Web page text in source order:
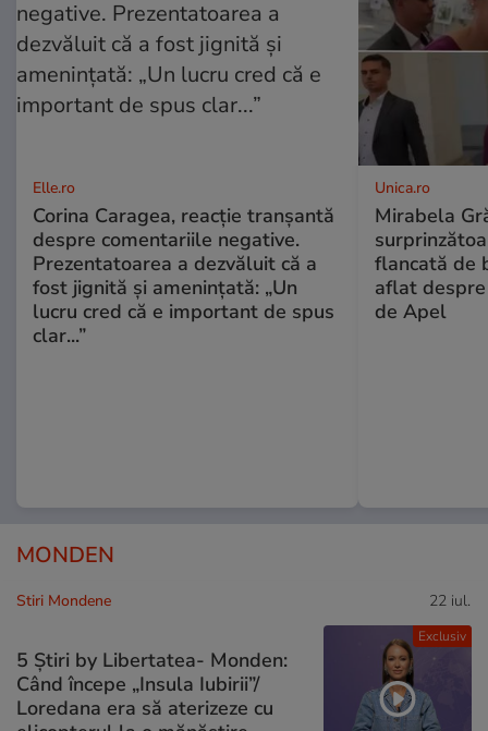
Elle.ro
Corina Caragea, reacție tranșantă
despre comentariile negative.
Prezentatoarea a dezvăluit că a
fost jignită și amenințată: „Un
lucru cred că e important de spus
clar...”
Unica.ro
Mirabela
flancată de
aflat
de Apel
MONDEN
Exclusiv
Stiri Mondene 22 iul.
5 Știri by Libertatea- Monden:
Când începe „Insula Iubirii”/
Loredana era să aterizeze cu